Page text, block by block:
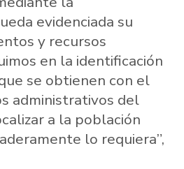
evidenciada su
y recursos
en la identificación
se obtienen con el
administrativos del
a la población
lo requiera”,